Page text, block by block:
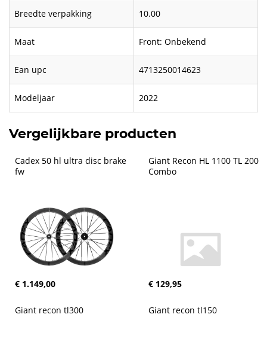
Breedte verpakking 10.00
Maat Front: Onbekend
Ean upc 4713250014623
Modeljaar 2022
Vergelijkbare producten
Cadex 50 hl ultra disc brake
fw
€ 1.149,00
Giant Recon HL 1100 TL 200
Combo
€ 129,95
Giant recon tl300 Giant recon tl150